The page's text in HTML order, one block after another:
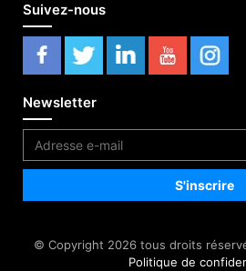
Suivez-nous
Newsletter
© Copyright 2026 tous droits
Politique de